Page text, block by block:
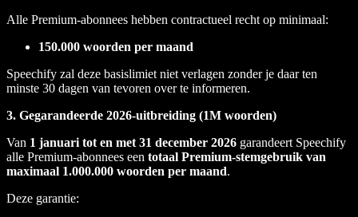
Alle Premium-abonnees hebben contractueel recht op minimaal:
150.000 woorden per maand
Speechify zal deze basislimiet niet verlagen zonder je daar ten
minste 30 dagen van tevoren over te informeren.
3. Gegarandeerde 2026-uitbreiding (1M woorden)
Van 1 januari tot en met 31 december 2026 garandeert Speechify
alle Premium-abonnees een totaal Premium-stemgebruik van
maximaal 1.000.000 woorden per maand.
Deze garantie: